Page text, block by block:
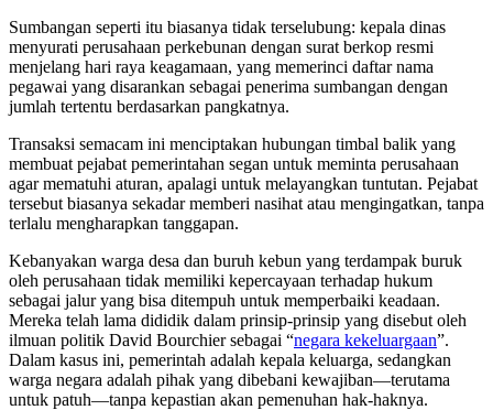
Sumbangan seperti itu biasanya tidak terselubung: kepala dinas
menyurati perusahaan perkebunan dengan surat berkop resmi
menjelang hari raya keagamaan, yang memerinci daftar nama
pegawai yang disarankan sebagai penerima sumbangan dengan
jumlah tertentu berdasarkan pangkatnya.
Transaksi semacam ini menciptakan hubungan timbal balik yang
membuat pejabat pemerintahan segan untuk meminta perusahaan
agar mematuhi aturan, apalagi untuk melayangkan tuntutan. Pejabat
tersebut biasanya sekadar memberi nasihat atau mengingatkan, tanpa
terlalu mengharapkan tanggapan.
Kebanyakan warga desa dan buruh kebun yang terdampak buruk
oleh perusahaan tidak memiliki kepercayaan terhadap hukum
sebagai jalur yang bisa ditempuh untuk memperbaiki keadaan.
Mereka telah lama dididik dalam prinsip-prinsip yang disebut oleh
ilmuan politik David Bourchier sebagai “negara kekeluargaan”.
Dalam kasus ini, pemerintah adalah kepala keluarga, sedangkan
warga negara adalah pihak yang dibebani kewajiban—terutama
untuk patuh—tanpa kepastian akan pemenuhan hak-haknya.